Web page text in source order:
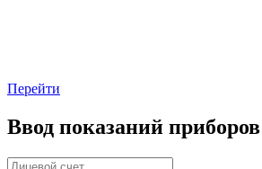
Перейти
Ввод показаний